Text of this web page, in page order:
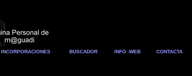
INCORPORACIONES BUSCADOR INFO -WEB CONTACTA